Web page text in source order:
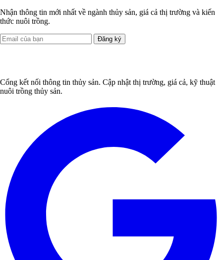
Nhận thông tin mới nhất về ngành thủy sản, giá cả thị trường và kiến
thức nuôi trồng.
Đăng ký
Cổng kết nối thông tin thủy sản. Cập nhật thị trường, giá cả, kỹ thuật
nuôi trồng thủy sản.